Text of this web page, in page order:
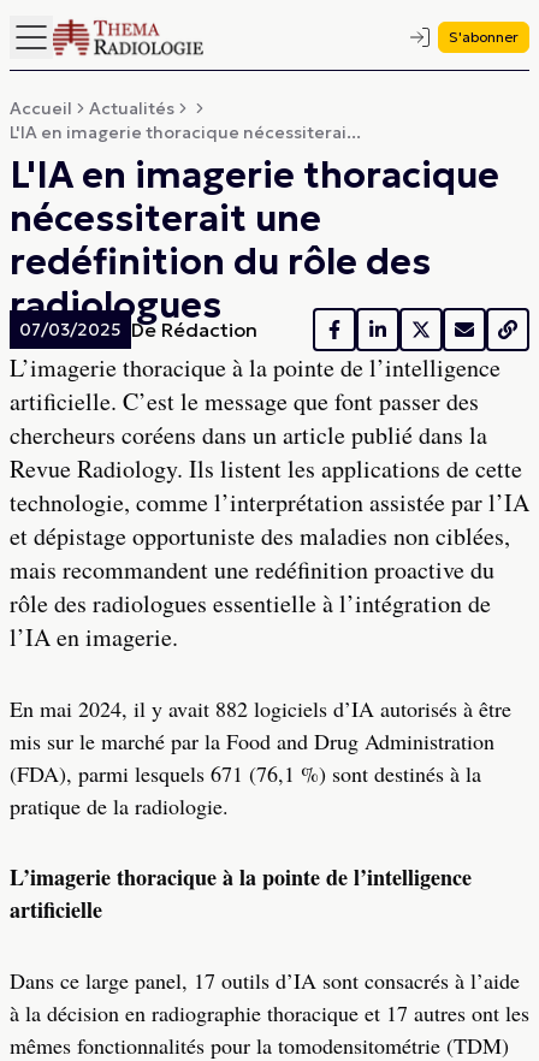
S'abonner
Accueil
Actualités
L'IA en imagerie thoracique nécessiterai...
L'IA en imagerie thoracique
nécessiterait une
redéfinition du rôle des
radiologues
07/03/2025 De Rédaction
L’imagerie thoracique à la pointe de l’intelligence
artificielle. C’est le message que font passer des
chercheurs coréens dans un article publié dans la
Revue Radiology. Ils listent les applications de cette
technologie, comme l’interprétation assistée par l’IA
et dépistage opportuniste des maladies non ciblées,
mais recommandent une redéfinition proactive du
rôle des radiologues essentielle à l’intégration de
l’IA en imagerie.
En mai 2024, il y avait 882 logiciels d’IA autorisés à être
mis sur le marché par la Food and Drug Administration
(FDA), parmi lesquels 671 (76,1 %) sont destinés à la
pratique de la radiologie.
L’imagerie thoracique à la pointe de l’intelligence
artificielle
Dans ce large panel, 17 outils d’IA sont consacrés à l’aide
à la décision en radiographie thoracique et 17 autres ont les
mêmes fonctionnalités pour la tomodensitométrie (TDM)